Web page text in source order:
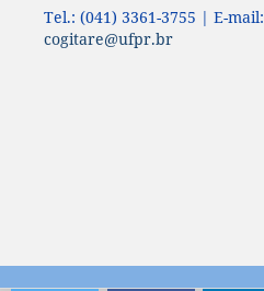
Tel.: (041) 3361-3755 | E-mail:
cogitare@ufpr.br